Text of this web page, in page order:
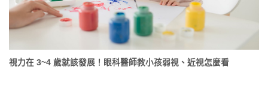
視力在 3~4 歲就該發展！眼科醫師教小孩弱視、近視怎麼看